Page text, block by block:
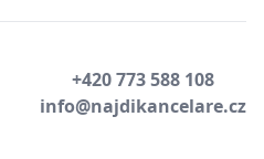
+420 773 588 108
info@najdikancelare.cz